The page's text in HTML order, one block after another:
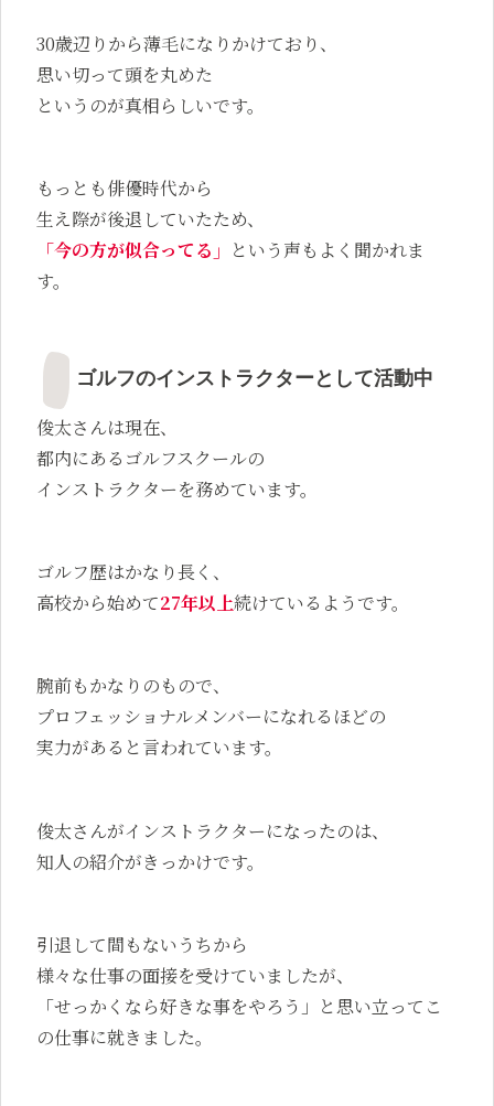
30歳辺りから薄毛になりかけており、
思い切って頭を丸めた
というのが真相らしいです。
もっとも俳優時代から
生え際が後退していたため、
「今の方が似合ってる」 という声もよく聞かれま
す。
ゴルフのインストラクターとして活動中
俊太さんは現在、
都内にあるゴルフスクールの
インストラクターを務めています。
ゴルフ歴はかなり長く、
高校から始めて27年以上続けているようです。
腕前もかなりのもので、
プロフェッショナルメンバーになれるほどの
実力があると言われています。
俊太さんがインストラクターになったのは、
知人の紹介がきっかけです。
引退して間もないうちから
様々な仕事の面接を受けていましたが、
「せっかくなら好きな事をやろう」と思い立ってこ
の仕事に就きました。